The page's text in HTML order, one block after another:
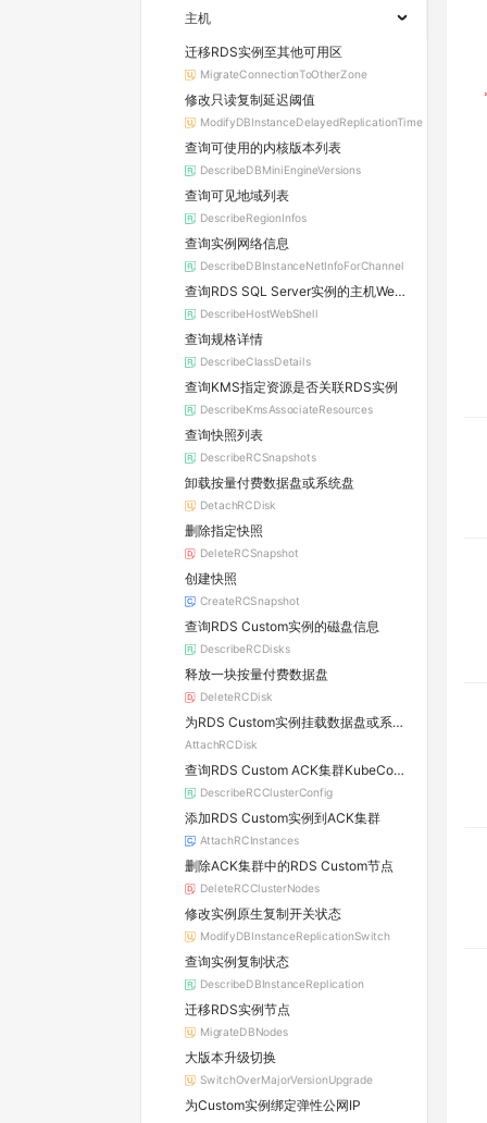
主机
迁移RDS实例至其他可用区
MigrateConnectionToOtherZone
修改只读复制延迟阈值
ModifyDBInstanceDelayedReplicationTime
查询可使用的内核版本列表
DescribeDBMiniEngineVersions
查询可见地域列表
DescribeRegionInfos
查询实例网络信息
DescribeDBInstanceNetInfoForChannel
查询RDS SQL Server实例的主机WebShell登录信息
DescribeHostWebShell
查询规格详情
DescribeClassDetails
查询KMS指定资源是否关联RDS实例
DescribeKmsAssociateResources
查询快照列表
DescribeRCSnapshots
卸载按量付费数据盘或系统盘
DetachRCDisk
删除指定快照
DeleteRCSnapshot
创建快照
CreateRCSnapshot
查询RDS Custom实例的磁盘信息
DescribeRCDisks
释放一块按量付费数据盘
DeleteRCDisk
为RDS Custom实例挂载数据盘或系统盘
AttachRCDisk
查询RDS Custom ACK集群KubeConfig
DescribeRCClusterConfig
添加RDS Custom实例到ACK集群
AttachRCInstances
删除ACK集群中的RDS Custom节点
DeleteRCClusterNodes
修改实例原生复制开关状态
ModifyDBInstanceReplicationSwitch
查询实例复制状态
DescribeDBInstanceReplication
迁移RDS实例节点
MigrateDBNodes
大版本升级切换
SwitchOverMajorVersionUpgrade
为Custom实例绑定弹性公网IP